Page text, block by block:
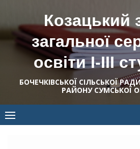
content
Козацький
загальної
освіти І-ІІІ
БОЧЕЧКІВСЬКОЇ СІЛЬСЬКОЇ
РАЙОНУ СУМСЬКОЇ